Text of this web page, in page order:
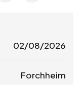
02/08/2026
Forchheim